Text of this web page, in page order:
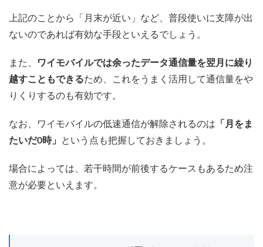
上記のことから「月末が近い」など、普段使いに支障が出
ないのであれば有効な手段といえるでしょう。
また、
ワイモバイルでは余ったデータ通信量を翌月に繰り
越すこともできるため、これをうまく活用して通信量をや
りくりするのも有効です。
なお、ワイモバイルの低速通信が解除されるのは 「月をま
たいだ0時」
という点も把握しておきましょう。
場合によっては、若干時間が前後するケースもあるため注
意が必要といえます。